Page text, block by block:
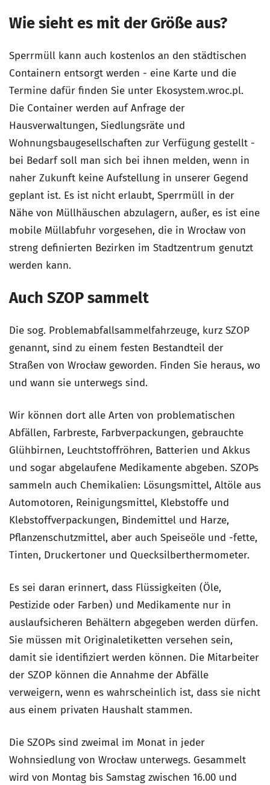
Wie sieht es mit der Größe aus?
Sperrmüll kann auch kostenlos an den städtischen
Containern entsorgt werden - eine Karte und die
Termine dafür finden Sie unter Ekosystem.wroc.pl.
Die Container werden auf Anfrage der
Hausverwaltungen, Siedlungsräte und
Wohnungsbaugesellschaften zur Verfügung gestellt -
bei Bedarf soll man sich bei ihnen melden, wenn in
naher Zukunft keine Aufstellung in unserer Gegend
geplant ist. Es ist nicht erlaubt, Sperrmüll in der
Nähe von Müllhäuschen abzulagern, außer, es ist eine
mobile Müllabfuhr vorgesehen, die in Wrocław von
streng definierten Bezirken im Stadtzentrum genutzt
werden kann.
Auch SZOP sammelt
Die sog. Problemabfallsammelfahrzeuge, kurz SZOP
genannt, sind zu einem festen Bestandteil der
Straßen von Wrocław geworden. Finden Sie heraus, wo
und wann sie unterwegs sind.
Wir können dort alle Arten von problematischen
Abfällen, Farbreste, Farbverpackungen, gebrauchte
Glühbirnen, Leuchtstoffröhren, Batterien und Akkus
und sogar abgelaufene Medikamente abgeben. SZOPs
sammeln auch Chemikalien: Lösungsmittel, Altöle aus
Automotoren, Reinigungsmittel, Klebstoffe und
Klebstoffverpackungen, Bindemittel und Harze,
Pflanzenschutzmittel, aber auch Speiseöle und -fette,
Tinten, Druckertoner und Quecksilberthermometer.
Es sei daran erinnert, dass Flüssigkeiten (Öle,
Pestizide oder Farben) und Medikamente nur in
auslaufsicheren Behältern abgegeben werden dürfen.
Sie müssen mit Originaletiketten versehen sein,
damit sie identifiziert werden können. Die Mitarbeiter
der SZOP können die Annahme der Abfälle
verweigern, wenn es wahrscheinlich ist, dass sie nicht
aus einem privaten Haushalt stammen.
Die SZOPs sind zweimal im Monat in jeder
Wohnsiedlung von Wrocław unterwegs. Gesammelt
wird von Montag bis Samstag zwischen 16.00 und